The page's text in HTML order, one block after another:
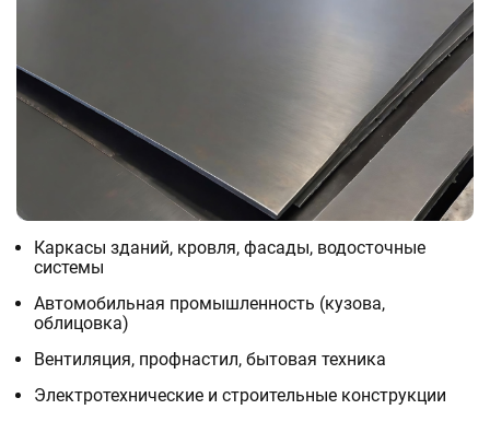
Каркасы зданий, кровля, фасады, водосточные
системы
Автомобильная промышленность (кузова,
облицовка)
Вентиляция, профнастил, бытовая техника
Электротехнические и строительные конструкции